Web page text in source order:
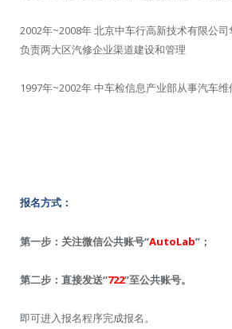
2002年~2008年 北京中车行高新技术有限公司
负责两大区汽修企业渠道建设和管理
1997年~2002年 中车检信息产业部从事汽车
报名方式：
第一步：关注微信公共账号“AutoLab”；
第二步：直接发送“722”至公共账号。
即可进入报名程序完成报名。